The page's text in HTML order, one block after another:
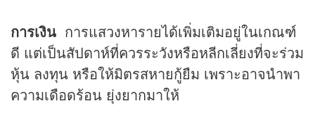
การเงิน การแสวงหารายได้เพิ่มเติมอยู่ในเกณฑ์
ดี แต่เป็นสัปดาห์ที่ควรระวังหรือหลีกเลี่ยงที่จะร่วม
หุ้น ลงทุน หรือให้มิตรสหายกู้ยืม เพราะอาจนำพา
ความเดือดร้อน ยุ่งยากมาให้